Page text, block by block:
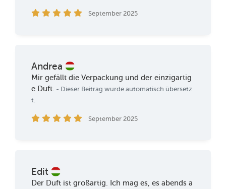
September 2025
Andrea
Mir gefällt die Verpackung und der einzigartig
e Duft. - Dieser Beitrag wurde automatisch übersetz
t.
September 2025
Edit
Der Duft ist großartig. Ich mag es, es abends a